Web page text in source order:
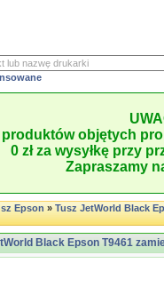
objętych
0 zł za wysyłkę przy
Zapraszamy
Epson»Tusz JetWorld Black
Black Epson T9461